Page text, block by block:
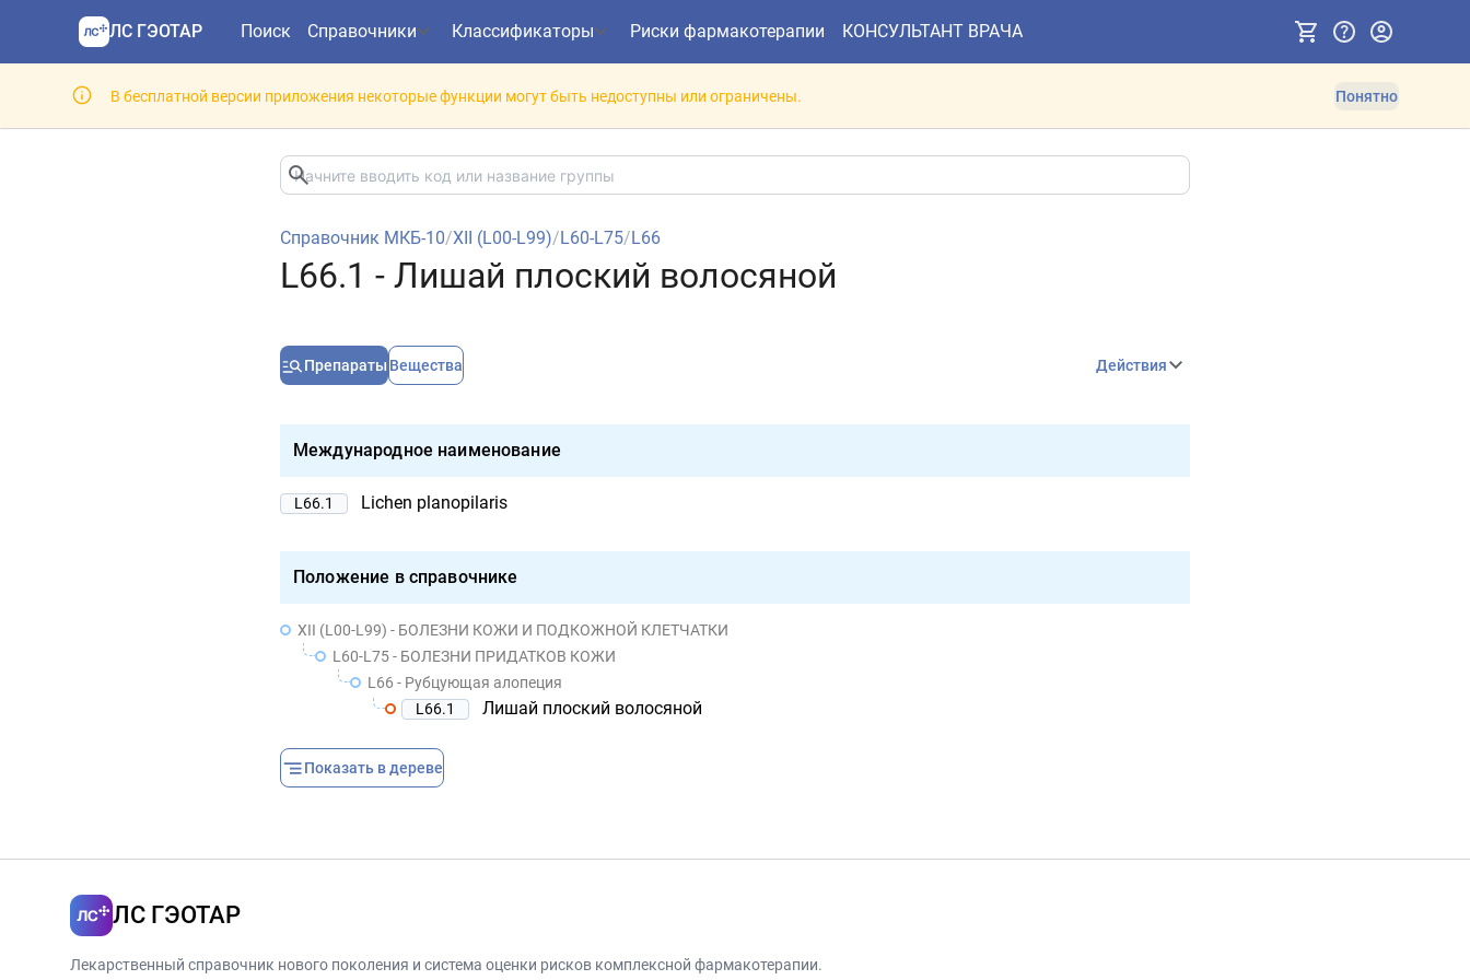
ЛС ГЭОТАР Поиск Справочники Классификаторы Риски фармакотерапии КОНСУЛЬТАНТ ВРАЧА
В бесплатной версии приложения некоторые функции могут быть недоступны или ограничены. Понятно
Справочник МКБ-10/XII (L00-L99)/L60-L75/L66
L66.1 - Лишай плоский волосяной
Препараты Вещества Действия
Международное наименование
L66.1 Lichen planopilaris
Положение в справочнике
XII (L00-L99) - БОЛЕЗНИ КОЖИ И ПОДКОЖНОЙ КЛЕТЧАТКИ
L60-L75 - БОЛЕЗНИ ПРИДАТКОВ КОЖИ
L66 - Рубцующая алопеция
L66.1
Лишай плоский волосяной
Показать в дереве
ЛС ГЭОТАР
Лекарственный справочник нового поколения и система оценки рисков комплексной фармакотерапии.